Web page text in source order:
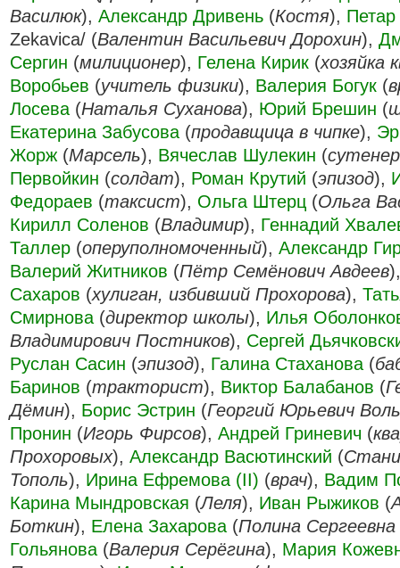
Василюк), Александр Дривень (Костя),
Zekavica/ (Валентин Васильевич Дорохин),
Сергин (милиционер), Гелена Кирик (хозяйка
Воробьев (учитель физики), Валерия Богук (
Лосева (Наталья Суханова), Юрий Брешин (
Екатерина Забусова (продавщица в чипке),
Жорж (Марсель), Вячеслав Шулекин (сутенер
Первойкин (солдат), Роман Крутий (эпизод),
Федораев (таксист), Ольга Штерц (Ольга
Кирилл Соленов (Владимир), Геннадий
Таллер (оперуполномоченный), Александр
Валерий Житников (Пётр Семёнович Авдеев
Сахаров (хулиган, избивший Прохорова),
Смирнова (директор школы), Илья
Владимирович Постников), Сергей
Руслан Сасин (эпизод), Галина Стаханова (
Баринов (тракторист), Виктор Балабанов (
Дёмин), Борис Эстрин (Георгий Юрьевич
Пронин (Игорь Фирсов), Андрей Гриневич (
Прохоровых), Александр Васютинский (
Тополь), Ирина Ефремова (II) (врач), Вадим
Карина Мындровская (Леля), Иван Рыжиков (
Боткин), Елена Захарова (Полина Сергеевна
Гольянова (Валерия Серёгина), Мария